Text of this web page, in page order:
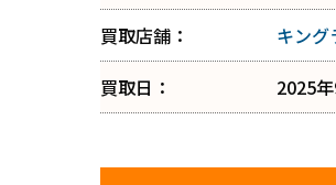
買取店舗：
キング
買取日：
2025